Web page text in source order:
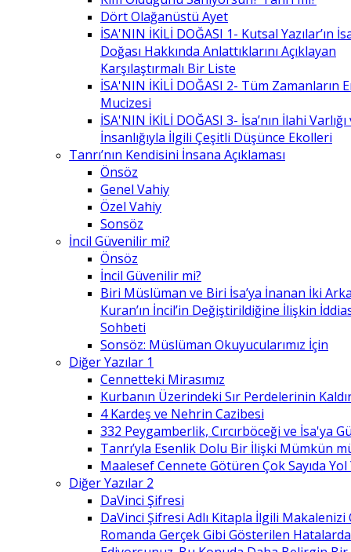
Dört Olağanüstü Ayet
İSA'NIN İKİLİ DOĞASI 1- Kutsal Yazılar’ın
Doğası Hakkında Anlattıklarını Açıklayan
Karşılaştırmalı Bir Liste
İSA'NIN İKİLİ DOĞASI 2- Tüm Zamanların
Mucizesi
İSA'NIN İKİLİ DOĞASI 3- İsa’nın İlahi Varlığı
İnsanlığıyla İlgili Çeşitli Düşünce Ekolleri
Tanrı’nın Kendisini İnsana Açıklaması
Önsöz
Genel Vahiy
Özel Vahiy
Sonsöz
İncil Güvenilir mi?
Önsöz
İncil Güvenilir mi?
Biri Müslüman ve Biri İsa’ya İnanan İki
Kuran’ın İncil’in Değiştirildiğine İlişkin
Sohbeti
Sonsöz: Müslüman Okuyucularımız İçin
Diğer Yazılar 1
Cennetteki Mirasımız
Kurbanın Üzerindeki Sır Perdelerinin
4 Kardeş ve Nehrin Cazibesi
332 Peygamberlik, Cırcırböceği ve İsa'ya
Tanrı’yla Esenlik Dolu Bir İlişki Mümkün
Maalesef Cennete Götüren Çok Sayıda
Diğer Yazılar 2
DaVinci Şifresi
DaVinci Şifresi Adlı Kitapla İlgili Makalenizi
Romanda Gerçek Gibi Gösterilen